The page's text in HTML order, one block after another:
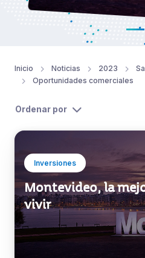
Inicio Noticias 2023
Oportunidades comerciales
Ordenar por
Inversiones
Montevideo, la
vivir